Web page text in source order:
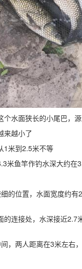
个水面狭长的小尾巴，
来越小了
1米到2.5米不等
米鱼竿作钓水深大约在
的位置，水面宽度约
的连接处，水深接近
，两人距离在3米左右